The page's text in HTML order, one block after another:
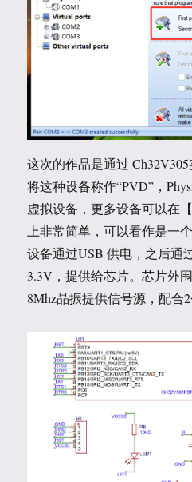
这次的作品是通过
将这种设备称作“PVD”，
虚拟设备，更多设备可以在
上非常简单，可以看作是一
设备通过USB 供电，之后通
3.3V，提供给芯片。芯片外
8Mhz晶振提供信号源，配合2